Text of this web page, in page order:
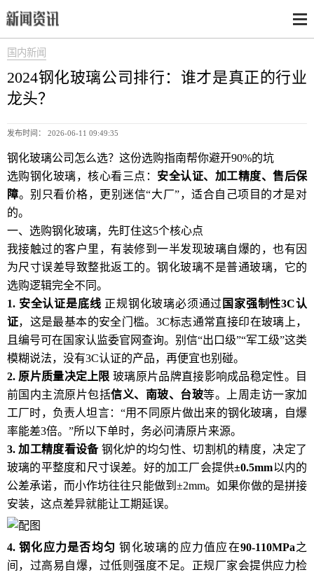
国内新闻
2024钢化玻璃公司排行：谁才是真正的行业
龙头？
发布时间： 2026-06-11 09:49:35
钢化玻璃公司怎么选？这份选购指南帮你避开90%的坑
选购钢化玻璃，核心看三点： 安全认证、加工精度、售后保
障。别只看价格，更别迷信“大厂”，适合自己项目的才是对
的。
一、选购钢化玻璃，先盯住这5个核心点
我接触过的客户里，有装修到一半发现玻璃自爆的，也有因
为尺寸误差导致整批返工的。钢化玻璃不是普通玻璃，它的
选购逻辑完全不同。
1. 安全认证是底线 正规钢化玻璃必须通过 国家强制性3C认
证，这是最基本的安全门槛。3C标志通常直接印在玻璃上，
且编号可在国家认监委官网查询。别信“出口级”“军工级”这类
模糊说法，没有3C认证的产品，再便宜也别碰。
2. 原片质量决定上限 玻璃原片品牌直接影响成品稳定性。目
前国内主流原片包括信义、南玻、台玻等。上周走访一家加
工厂时，负责人坦言：“用不同原片做出来的钢化玻璃，自爆
率能差3倍。”所以下单时，务必问清原片来源。
3. 加工精度看设备钢化炉的均匀性、切割机的精度，决定了
玻璃的平整度和尺寸误差。好的加工厂会提供±0.5mm以内的
公差承诺，而小作坊往往只能做到±2mm。如果你做的是拼接
安装，这点差异就能让工期延误。
4. 钢化应力是否均匀 钢化玻璃的应力值应在90-110MPa之
间，过高易自爆，过低则强度不足。正规厂家会提供应力检